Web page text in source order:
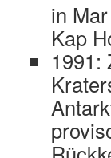
in
Kap
1991: